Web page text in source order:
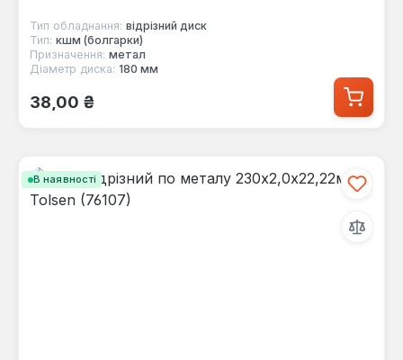
Тип обладнання: відрізний диск
Тип: кшм (болгарки)
Призначення: метал
Діаметр диска: 180 мм
Звичайна ціна:
38,00 ₴
В наявності